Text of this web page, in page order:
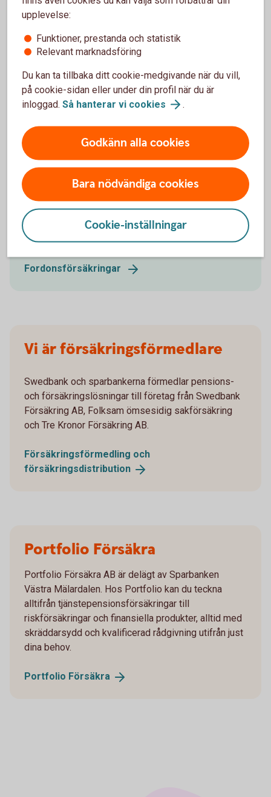
621914182
Fordonsförsäkringar
I samarbete med Tre Kronor erbjuder vi
fordonsförsäkringar för företagets fordon. Det finns
flera olika fordonsförsäkringar att välja mellan. För
att se pris på fordonsförsäkring, fyll i
registreringsnummer när du är inloggad.
Fordonsförsäkringar
Vi är försäkringsförmedlare
Swedbank och sparbankerna förmedlar pensions-
och försäkringslösningar till företag från Swedbank
Försäkring AB, Folksam ömsesidig sakförsäkring
och Tre Kronor Försäkring AB.
Försäkringsförmedling och
försäkringsdistribution
Portfolio Försäkra
Portfolio Försäkra AB är delägt av Sparbanken
Västra Mälardalen. Hos Portfolio kan du teckna
alltifrån tjänstepensionsförsäkringar till
riskförsäkringar och finansiella produkter, alltid med
skräddarsydd och kvalificerad rådgivning utifrån just
dina behov.
Portfolio Försäkra
upplevelse:
Funktioner, prestanda och statistik
Relevant marknadsföring
Du kan ta tillbaka ditt cookie-medgivande när du vill,
på cookie-sidan eller under din profil när du är
inloggad. Så hanterar vi cookies .
Godkänn alla cookies
Bara nödvändiga cookies
Cookie-inställningar